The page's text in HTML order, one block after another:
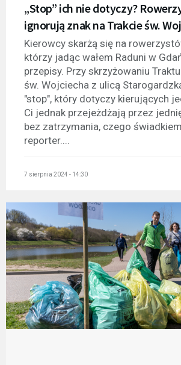
„Stop” ich nie dotyczy?
ignorują znak na Trakcie św.
Kierowcy skarżą się na
którzy jadąc wałem Raduni w
przepisy. Przy skrzyżowaniu Traktu
św. Wojciecha z ulicą
"stop", który dotyczy kierujących
Ci jednak przejeżdżają przez
bez zatrzymania, czego
reporter....
7 sierpnia 2024 - 14:30